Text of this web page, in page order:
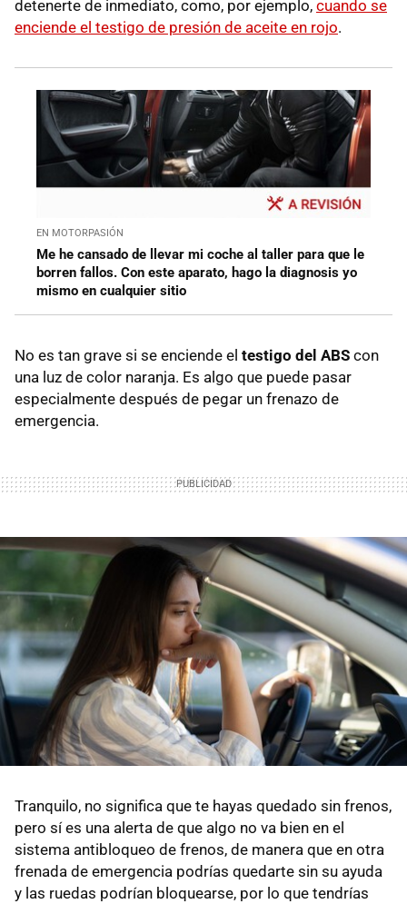
detenerte de inmediato, como, por ejemplo, cuando se
enciende el testigo de presión de aceite en rojo.
EN MOTORPASIÓN
Me he cansado de llevar mi coche al taller para que le
borren fallos. Con este aparato, hago la diagnosis yo
mismo en cualquier sitio
No es tan grave si se enciende el testigo del ABS con
una luz de color naranja. Es algo que puede pasar
especialmente después de pegar un frenazo de
emergencia.
Tranquilo, no significa que te hayas quedado sin frenos,
pero sí es una alerta de que algo no va bien en el
sistema antibloqueo de frenos, de manera que en otra
frenada de emergencia podrías quedarte sin su ayuda
y las ruedas podrían bloquearse, por lo que tendrías